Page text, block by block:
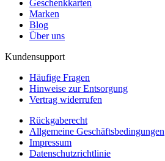
Geschenkkarten
Marken
Blog
Über uns
Kundensupport
Häufige Fragen
Hinweise zur Entsorgung
Vertrag widerrufen
Rückgaberecht
Allgemeine Geschäftsbedingungen
Impressum
Datenschutzrichtlinie